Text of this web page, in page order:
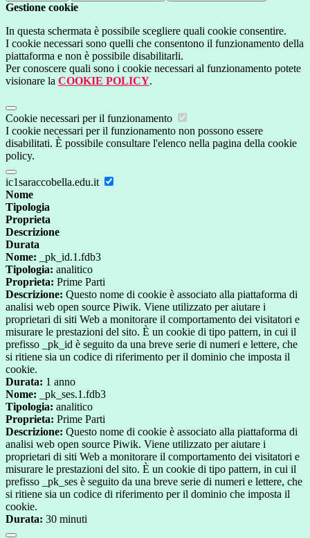
Gestione cookie
In questa schermata è possibile scegliere quali cookie consentire.
I cookie necessari sono quelli che consentono il funzionamento della
piattaforma e non è possibile disabilitarli.
Per conoscere quali sono i cookie necessari al funzionamento potete
visionare la COOKIE POLICY.
Cookie necessari per il funzionamento
I cookie necessari per il funzionamento non possono essere
disabilitati. È possibile consultare l'elenco nella pagina della cookie
policy.
ic1saraccobella.edu.it
Nome
Tipologia
Proprieta
Descrizione
Durata
Nome: _pk_id.1.fdb3
Tipologia: analitico
Proprieta: Prime Parti
Descrizione: Questo nome di cookie è associato alla piattaforma di
analisi web open source Piwik. Viene utilizzato per aiutare i
proprietari di siti Web a monitorare il comportamento dei visitatori e
misurare le prestazioni del sito. È un cookie di tipo pattern, in cui il
prefisso _pk_id è seguito da una breve serie di numeri e lettere, che
si ritiene sia un codice di riferimento per il dominio che imposta il
cookie.
Durata: 1 anno
Nome: _pk_ses.1.fdb3
Tipologia: analitico
Proprieta: Prime Parti
Descrizione: Questo nome di cookie è associato alla piattaforma di
analisi web open source Piwik. Viene utilizzato per aiutare i
proprietari di siti Web a monitorare il comportamento dei visitatori e
misurare le prestazioni del sito. È un cookie di tipo pattern, in cui il
prefisso _pk_ses è seguito da una breve serie di numeri e lettere, che
si ritiene sia un codice di riferimento per il dominio che imposta il
cookie.
Durata: 30 minuti